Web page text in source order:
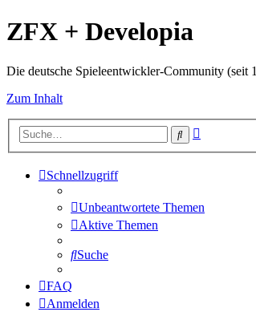
ZFX + Developia
Die deutsche Spieleentwickler-Community (seit
Zum Inhalt
Suche
Schnellzugriff
Unbeantwortete Themen
Aktive Themen
Suche
FAQ
Anmelden